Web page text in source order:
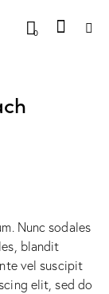
0
Nunc sodales
blandit
vel suscipit
elit, sed do